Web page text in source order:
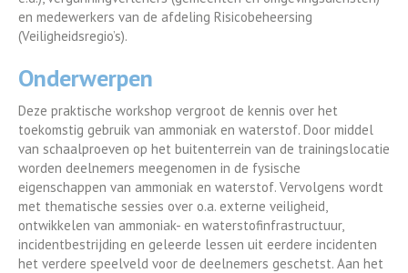
en medewerkers van de afdeling Risicobeheersing
(Veiligheidsregio’s).
Onderwerpen
Deze praktische workshop vergroot de kennis over het
toekomstig gebruik van ammoniak en waterstof. Door middel
van schaalproeven op het buitenterrein van de trainingslocatie
worden deelnemers meegenomen in de fysische
eigenschappen van ammoniak en waterstof. Vervolgens wordt
met thematische sessies over o.a. externe veiligheid,
ontwikkelen van ammoniak- en waterstofinfrastructuur,
incidentbestrijding en geleerde lessen uit eerdere incidenten
het verdere speelveld voor de deelnemers geschetst. Aan het